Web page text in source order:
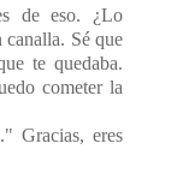
de eso. ¿Lo
Sé que
te quedaba.
cometer la
Gracias, eres